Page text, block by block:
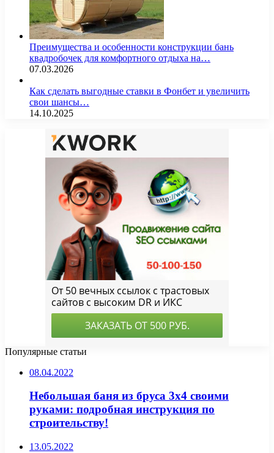
Преимущества и особенности конструкции бань
квадробочек для комфортного отдыха на…
07.03.2026
Как сделать выгодные ставки в Фонбет и увеличить
свои шансы…
14.10.2025
Популярные статьи
08.04.2022
Небольшая баня из бруса 3х4 своими
руками: подробная инструкция по
строительству!
13.05.2022